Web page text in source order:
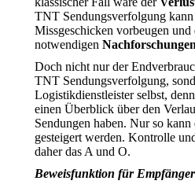
TNT Sendungsverfolgung kann
Missgeschicken vorbeugen und
notwendigen
Doch nicht nur der
TNT Sendungsverfolgung,
Logistikdienstleister selbst,
einen Überblick über den
Sendungen haben. Nur so kann
gesteigert werden. Kontrolle
daher das A und O.
Beweisfunktion für